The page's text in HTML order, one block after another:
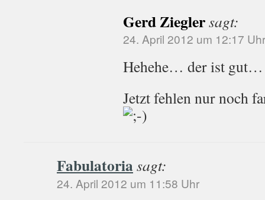
Gerd Zieglersagt:
24. April 2012 um 12:17 Uhr
Hehehe… der ist gut…
Jetzt fehlen nur noch
Fabulatoriasagt:
24. April 2012 um 11:58 Uhr